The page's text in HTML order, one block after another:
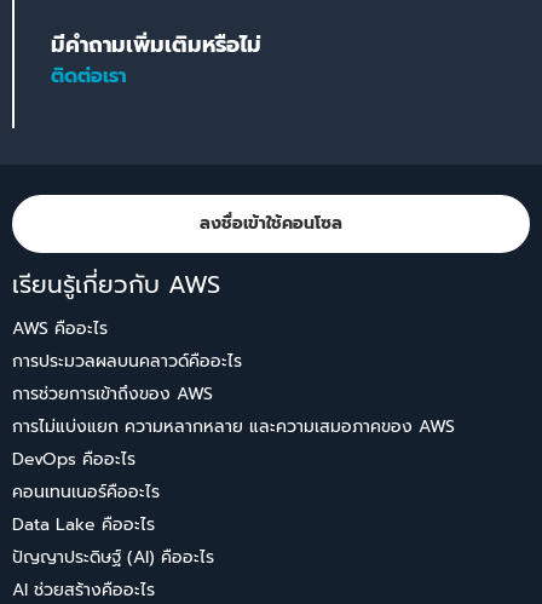
มีคำถามเพิ่มเติมหรือไม่
ติดต่อเรา
ลงชื่อเข้าใช้คอนโซล
เรียนรู้เกี่ยวกับ AWS
AWS คืออะไร
การประมวลผลบนคลาวด์คืออะไร
การช่วยการเข้าถึงของ AWS
การไม่แบ่งแยก ความหลากหลาย และความเสมอภาคของ AWS
DevOps คืออะไร
คอนเทนเนอร์คืออะไร
Data Lake คืออะไร
ปัญญาประดิษฐ์ (AI) คืออะไร
AI ช่วยสร้างคืออะไร